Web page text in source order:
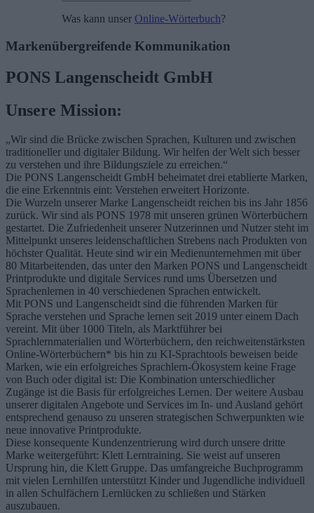
Was kann unser Online-Wörterbuch?
Markenübergreifende Kommunikation
PONS Langenscheidt GmbH
Unsere Mission:
„Wir sind die Brücke zwischen Sprachen, Kulturen und zwischen
traditioneller und digitaler Bildung. Wir helfen der Welt sich besser
zu verstehen und ihre Bildungsziele zu erreichen.“
Die PONS Langenscheidt GmbH beheimatet drei etablierte Marken,
die eine Erkenntnis eint: Verstehen erweitert Horizonte.
Die Wurzeln unserer Marke Langenscheidt reichen bis ins Jahr 1856
zurück. Wir sind als PONS 1978 mit unseren grünen Wörterbüchern
gestartet. Die Zufriedenheit unserer Nutzerinnen und Nutzer steht im
Mittelpunkt unseres leidenschaftlichen Strebens nach Produkten von
höchster Qualität. Heute sind wir ein Medienunternehmen mit über
80 Mitarbeitenden, das unter den Marken PONS und Langenscheidt
Printprodukte und digitale Services rund ums Übersetzen und
Sprachenlernen in 40 verschiedenen Sprachen entwickelt.
Mit PONS und Langenscheidt sind die führenden Marken für
Sprache verstehen und Sprache lernen seit 2019 unter einem Dach
vereint. Mit über 1000 Titeln, als Marktführer bei
Sprachlernmaterialien und Wörterbüchern, den reichweitenstärksten
Online-Wörterbüchern* bis hin zu KI-Sprachtools beweisen beide
Marken, wie ein erfolgreiches Sprachlern-Ökosystem keine Frage
von Buch oder digital ist: Die Kombination unterschiedlicher
Zugänge ist die Basis für erfolgreiches Lernen. Der weitere Ausbau
unserer digitalen Angebote und Services im In- und Ausland gehört
entsprechend genauso zu unseren strategischen Schwerpunkten wie
neue innovative Printprodukte.
Diese konsequente Kundenzentrierung wird durch unsere dritte
Marke weitergeführt: Klett Lerntraining. Sie weist auf unseren
Ursprung hin, die Klett Gruppe. Das umfangreiche Buchprogramm
mit vielen Lernhilfen unterstützt Kinder und Jugendliche individuell
in allen Schulfächern Lernlücken zu schließen und Stärken
auszubauen.